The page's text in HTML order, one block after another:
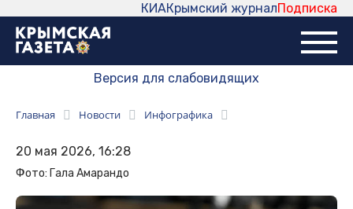
Подписка
Крымский журнал
КИА
Версия для слабовидящих
Главная Новости Инфографика
20 мая 2026, 16:28
Фото: Гала Амарандо